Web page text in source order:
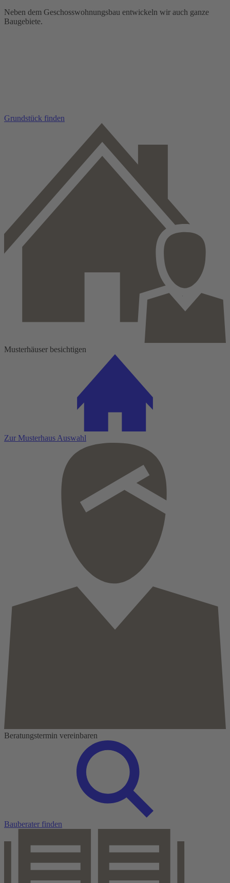
Neben dem Geschosswohnungsbau entwickeln wir auch ganze
Baugebiete.
Grundstück finden
Musterhäuser besichtigen
Zur Musterhaus Auswahl
Beratungstermin vereinbaren
Bauberater finden